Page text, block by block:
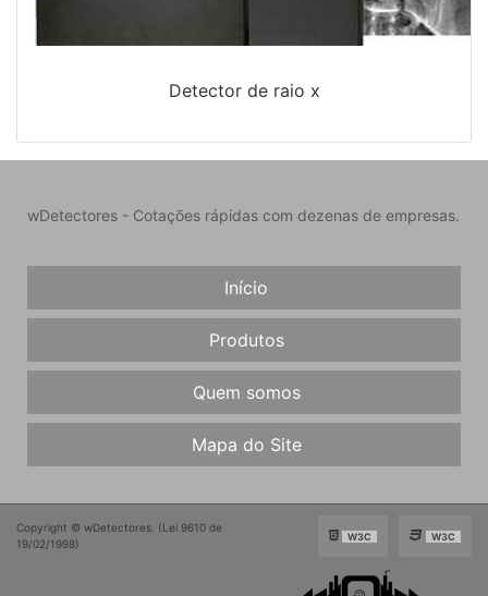
Detector de raio x
wDetectores - Cotações rápidas com dezenas de empresas.
Início
Produtos
Quem somos
Mapa do Site
Copyright © wDetectores. (Lei 9610 de
19/02/1998)
W3C W3C